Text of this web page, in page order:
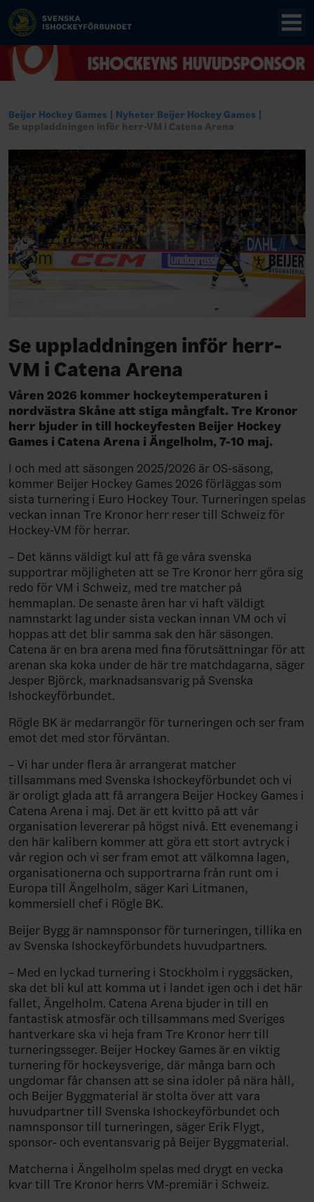
Beijer Hockey Games
Nyheter Beijer Hockey Games
Se uppladdningen inför herr-VM i Catena Arena
Se uppladdningen inför herr-
VM i Catena Arena
Våren 2026 kommer hockeytemperaturen i
nordvästra Skåne att stiga mångfalt. Tre Kronor
herr bjuder in till hockeyfesten Beijer Hockey
Games i Catena Arena i Ängelholm, 7-10 maj.
I och med att säsongen 2025/2026 är OS-säsong,
kommer Beijer Hockey Games 2026 förläggas som
sista turnering i Euro Hockey Tour. Turneringen spelas
veckan innan Tre Kronor herr reser till Schweiz för
Hockey-VM för herrar.
– Det känns väldigt kul att få ge våra svenska
supportrar möjligheten att se Tre Kronor herr göra sig
redo för VM i Schweiz, med tre matcher på
hemmaplan. De senaste åren har vi haft väldigt
namnstarkt lag under sista veckan innan VM och vi
hoppas att det blir samma sak den här säsongen.
Catena är en bra arena med fina förutsättningar för att
arenan ska koka under de här tre matchdagarna, säger
Jesper Björck, marknadsansvarig på Svenska
Ishockeyförbundet.
Rögle BK är medarrangör för turneringen och ser fram
emot det med stor förväntan.
– Vi har under flera år arrangerat matcher
tillsammans med Svenska Ishockeyförbundet och vi
är oroligt glada att få arrangera Beijer Hockey Games i
Catena Arena i maj. Det är ett kvitto på att vår
organisation levererar på högst nivå. Ett evenemang i
den här kalibern kommer att göra ett stort avtryck i
vår region och vi ser fram emot att välkomna lagen,
organisationerna och supportrarna från runt om i
Europa till Ängelholm, säger Kari Litmanen,
kommersiell chef i Rögle BK.
Beijer Bygg är namnsponsor för turneringen, tillika en
av Svenska Ishockeyförbundets huvudpartners.
– Med en lyckad turnering i Stockholm i ryggsäcken,
ska det bli kul att komma ut i landet igen och i det här
fallet, Ängelholm. Catena Arena bjuder in till en
fantastisk atmosfär och tillsammans med Sveriges
hantverkare ska vi heja fram Tre Kronor herr till
turneringsseger. Beijer Hockey Games är en viktig
turnering för hockeysverige, där många barn och
ungdomar får chansen att se sina idoler på nära håll,
och Beijer Byggmaterial är stolta över att vara
huvudpartner till Svenska Ishockeyförbundet och
namnsponsor till turneringen, säger Erik Flygt,
sponsor- och eventansvarig på Beijer Byggmaterial.
Matcherna i Ängelholm spelas med drygt en vecka
kvar till Tre Kronor herrs VM-premiär i Schweiz.